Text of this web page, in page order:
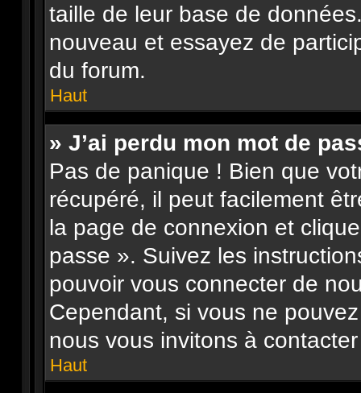
taille de leur base de
nouveau et essayez de
du forum.
Haut
» J’ai perdu mon mot de
Pas de panique ! Bien que
récupéré, il peut facilement
la page de connexion et
passe ». Suivez les
pouvoir vous connecter de
Cependant, si vous ne
nous vous invitons à
Haut